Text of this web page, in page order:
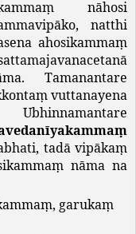
nāhosi
,natthi
ahosikammaṃ
.Tamanantare
vuttanayena
Ubhinnamantare
, tadā vipākaṃ
nāma na
, garukaṃ